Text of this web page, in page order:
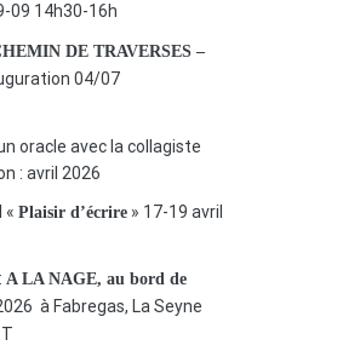
09 14h30-16h
DE TRAVERSES –
04/07
oracle avec la collagiste
: avril 2026
« Plaisir d’écrire » 17-19 avril
A LA NAGE, au bord de
à Fabregas, La Seyne